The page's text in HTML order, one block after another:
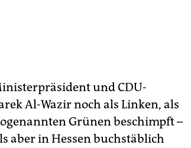
und CDU-
Al-Wazir noch als Linken, als
Grünen beschimpft –
aber in Hessen buchstäblich